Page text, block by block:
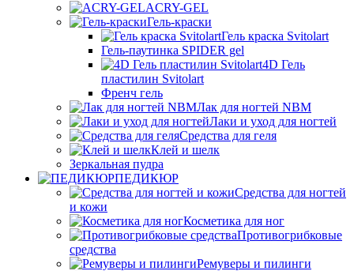
ACRY-GEL
Гель-краски
Гель краска Svitolart
Гель-паутинка SPIDER gel
4D Гель
пластилин Svitolart
Френч гель
Лак для ногтей NBM
Лаки и уход для ногтей
Средства для геля
Клей и шелк
Зеркальная пудра
ПЕДИКЮР
Средства для ногтей
и кожи
Косметика для ног
Противогрибковые
средства
Ремуверы и пилинги